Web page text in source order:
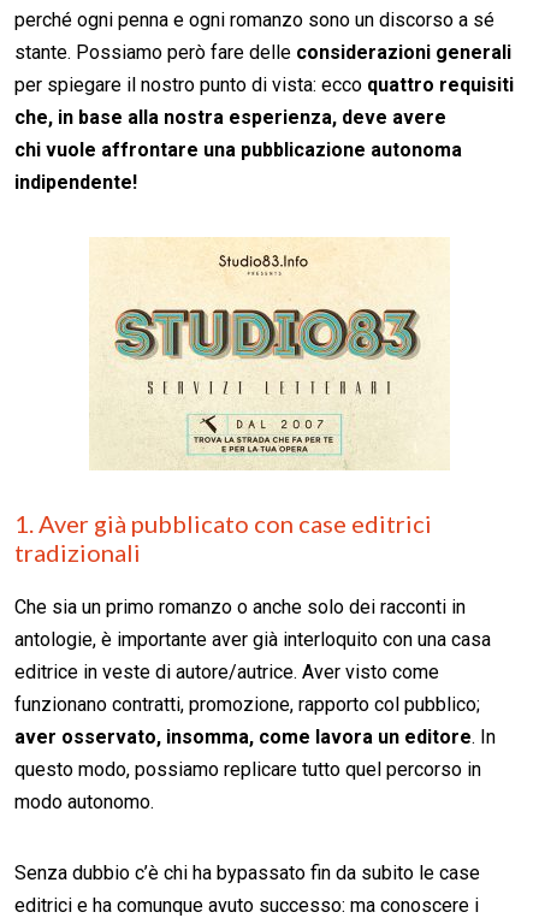
perché ogni penna e ogni romanzo sono un discorso a sé
stante. Possiamo però fare delle considerazioni generali
per spiegare il nostro punto di vista: ecco quattro requisiti
che, in base alla nostra esperienza, deve avere
chi vuole affrontare una pubblicazione autonoma
indipendente!
1. Aver già pubblicato con case editrici
tradizionali
Che sia un primo romanzo o anche solo dei racconti in
antologie, è importante aver già interloquito con una casa
editrice in veste di autore/autrice. Aver visto come
funzionano contratti, promozione, rapporto col pubblico;
aver osservato, insomma, come lavora un editore. In
questo modo, possiamo replicare tutto quel percorso in
modo autonomo.
Senza dubbio c’è chi ha bypassato fin da subito le case
editrici e ha comunque avuto successo: ma conoscere i